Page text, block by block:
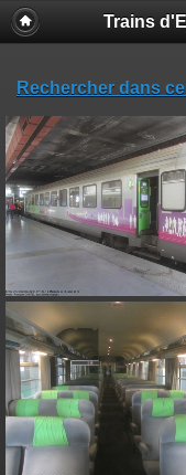
Trains
Rechercher dans